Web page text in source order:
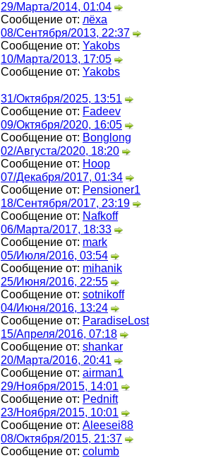
29/Марта/2014, 01:04
Сообщение от: лёха
08/Сентября/2013, 22:37
Сообщение от: Yakobs
10/Марта/2013, 17:05
Сообщение от: Yakobs
31/Октября/2025, 13:51
Сообщение от: Fadeev
09/Октября/2020, 16:05
Сообщение от: Bonglong
02/Августа/2020, 18:20
Сообщение от: Hoop
07/Декабря/2017, 01:34
Сообщение от: Pensioner1
18/Сентября/2017, 23:19
Сообщение от: Nafkoff
06/Марта/2017, 18:33
Сообщение от: mark
05/Июля/2016, 03:54
Сообщение от: mihanik
25/Июня/2016, 22:55
Сообщение от: sotnikoff
04/Июня/2016, 13:24
Сообщение от: ParadiseLost
15/Апреля/2016, 07:18
Сообщение от: shankar
20/Марта/2016, 20:41
Сообщение от: airman1
29/Ноября/2015, 14:01
Сообщение от: Pednift
23/Ноября/2015, 10:01
Сообщение от: Aleesei88
08/Октября/2015, 21:37
Сообщение от: columb